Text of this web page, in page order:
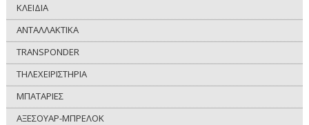
ΚΛΕΙΔΙΑ
ΑΝΤΑΛΛΑΚΤΙΚΑ
TRANSPONDER
ΤΗΛΕΧΕΙΡΙΣΤΗΡΙΑ
ΜΠΑΤΑΡΙΕΣ
ΑΞΕΣΟΥΑΡ-ΜΠΡΕΛΟΚ